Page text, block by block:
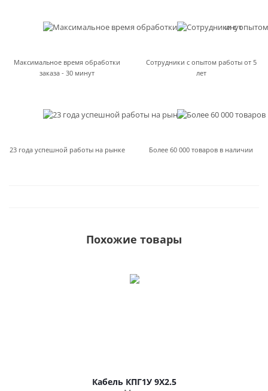
Максимальное время обработки
заказа - 30 минут
Сотрудники с опытом работы от 5
лет
23 года успешной работы на рынке Более 60 000 товаров в наличии
Похожие товары
Кабель КПГ1У 9Х2.5